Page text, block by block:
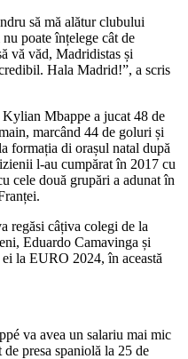
să mă alătur clubului
poate înțelege cât de
vă văd, Madridistas și
Hala Madrid!”, a scris
Mbappe a jucat 48 de
marcând 44 de goluri și
formația di orașul natal după
l-au cumpărat în 2017 cu
cele două grupări a adunat în
regăsi câțiva colegi de la
Eduardo Camavinga și
la EURO 2024, în această
va avea un salariu mai mic
presa spaniolă la 25 de